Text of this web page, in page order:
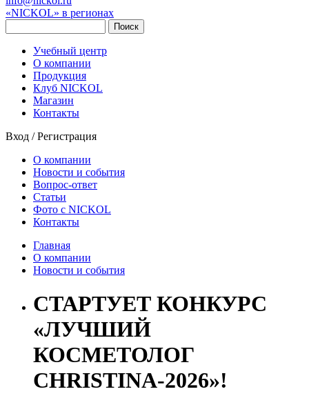
«NICKOL» в регионах
Учебный центр
О компании
Продукция
Клуб NICKOL
Магазин
Контакты
Вход /Регистрация
О компании
Новости и события
Вопрос-ответ
Статьи
Фото с NICKOL
Контакты
Главная
О компании
Новости и события
СТАРТУЕТ КОНКУРС
«ЛУЧШИЙ
КОСМЕТОЛОГ
CHRISTINA-2026»!